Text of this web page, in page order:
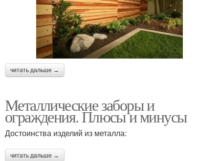
читать дальше →
Металлические заборы и
ограждения. Плюсы и минусы
Достоинства изделий из металла:
читать дальше →